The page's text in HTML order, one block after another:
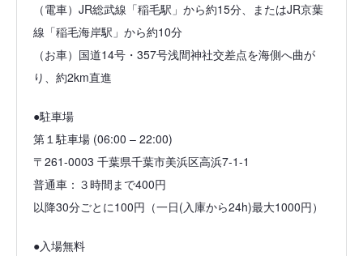
（電車）JR総武線「稲毛駅」から約15分、またはJR京葉
線「稲毛海岸駅」から約10分
（お車）国道14号・357号浅間神社交差点を海側へ曲が
り、約2km直進
●駐車場
第１駐車場 (06:00 – 22:00)
〒261-0003 千葉県千葉市美浜区高浜7-1-1
普通車：３時間まで400円
以降30分ごとに100円（一日(入庫から24h)最大1000円）
●入場無料